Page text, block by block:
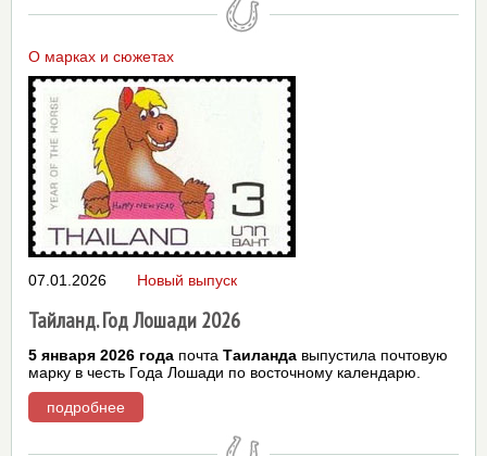
О марках и сюжетах
07.01.2026
Тайланд. Год Лошади 2026
Новый выпуск
5 января 2026 года почта Таиланда выпустила почтовую
марку в честь Года Лошади по восточному календарю.
подробнее